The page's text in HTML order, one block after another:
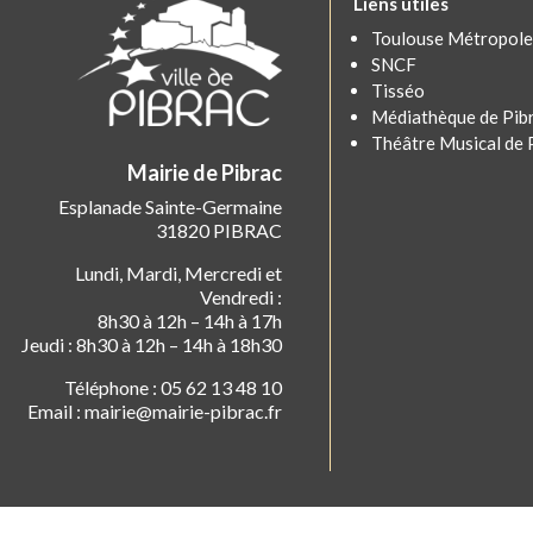
Mairie de Pibrac
Esplanade Sainte-Germaine
31820 PIBRAC
Lundi, Mardi, Mercredi et
Vendredi :
8h30 à 12h – 14h à 17h
Jeudi : 8h30 à 12h – 14h à 18h30
Téléphone : 05 62 13 48 10
Email : mairie@mairie-pibrac.fr
Toulouse Métropole
SNCF
Tisséo
Médiathèque de
Théâtre Musical de